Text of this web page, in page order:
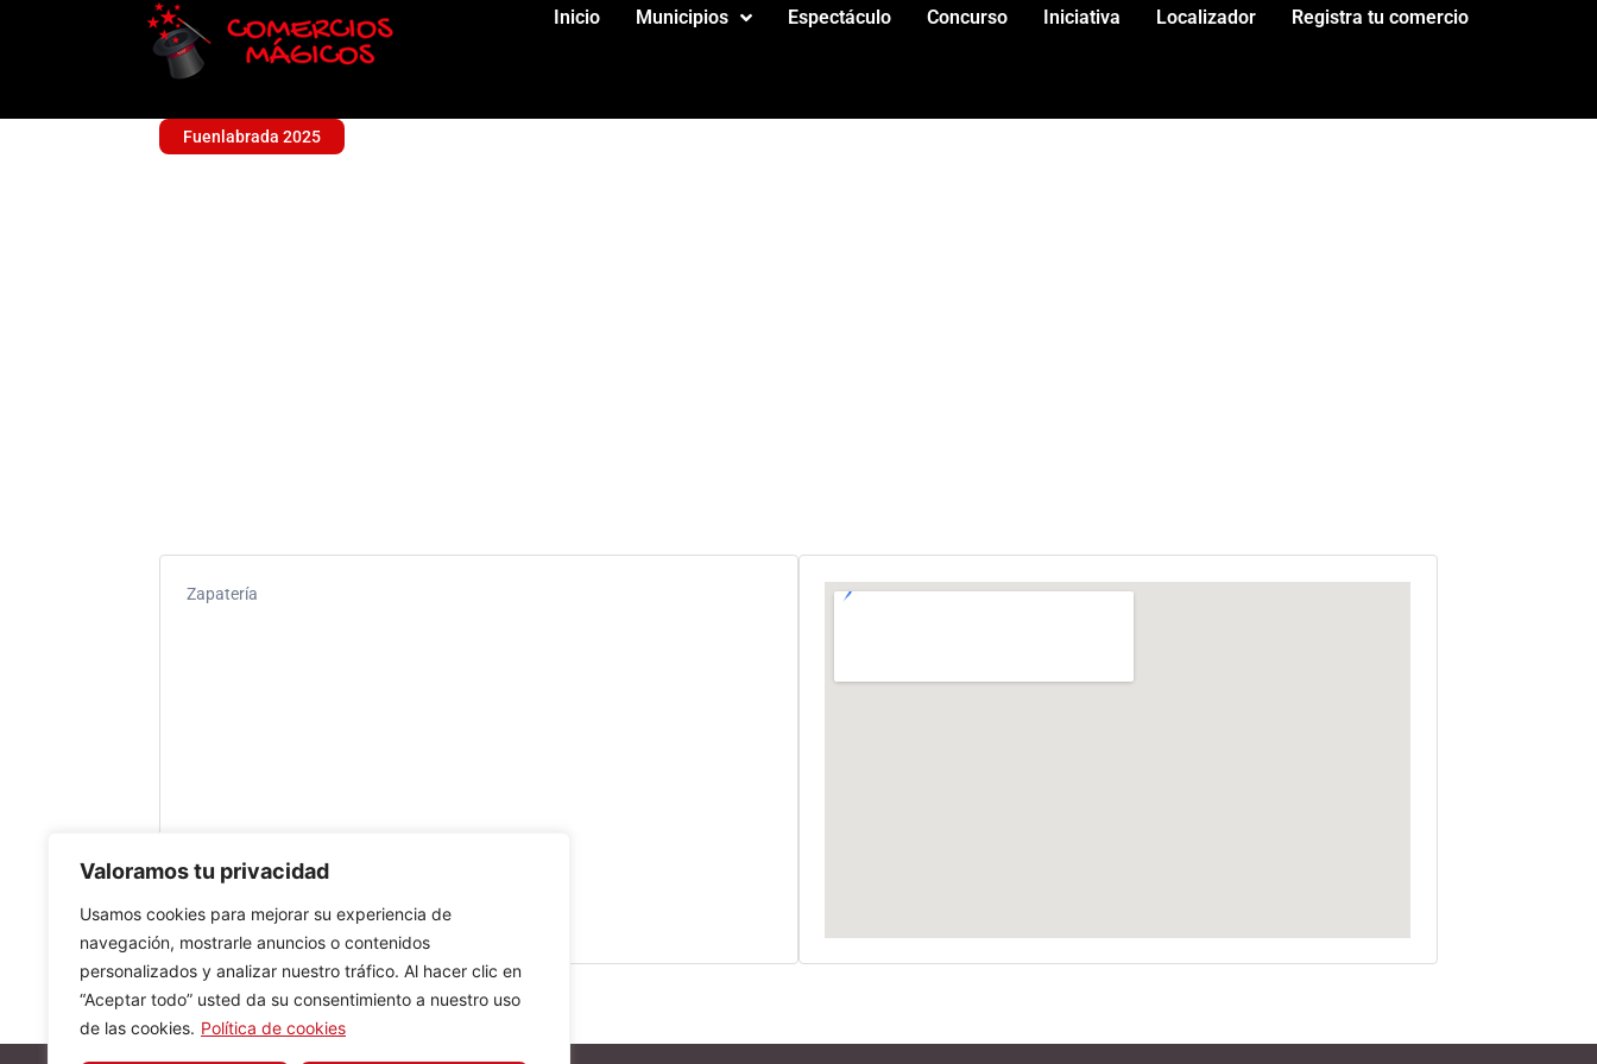
Valoramos tu privacidad
Usamos cookies para mejorar su experiencia de
navegación, mostrarle anuncios o contenidos
personalizados y analizar nuestro tráfico. Al hacer clic en
“Aceptar todo” usted da su consentimiento a nuestro uso
de las cookies. Política de cookies
Inicio Municipios Espectáculo Concurso Iniciativa Localizador Registra tu comercio
Fuenlabrada 2025
Zapatería